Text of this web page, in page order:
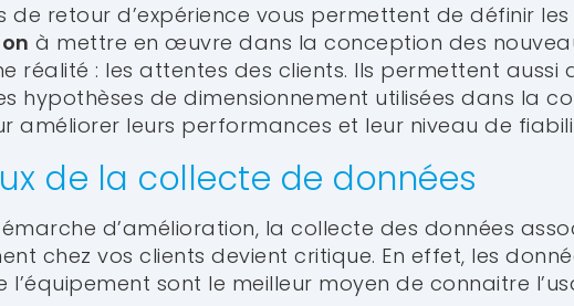
de retour d’expérience vous permettent de définir les
à mettre en œuvre dans la conception des
réalité : les attentes des clients. Ils permettent aussi
hypothèses de dimensionnement utilisées dans la
améliorer leurs performances et leur niveau de
de la collecte de données
d’amélioration, la collecte des données
chez vos clients devient critique. En effet, les
l’équipement sont le meilleur moyen de connaitre